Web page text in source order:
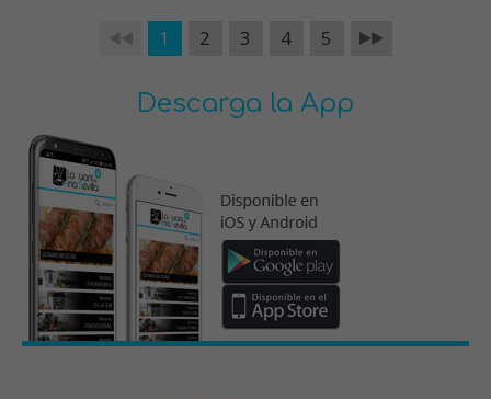
1 2 3 4 5
Descarga la App